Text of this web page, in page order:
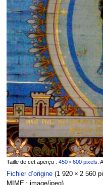
Taille de cet aperçu : 450 × 600 pixels
Fichier d’origine‎ (1 920 × 2 560